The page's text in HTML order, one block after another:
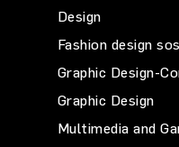
Design
Fashion design
Graphic Design-
Graphic Design
Multimedia and